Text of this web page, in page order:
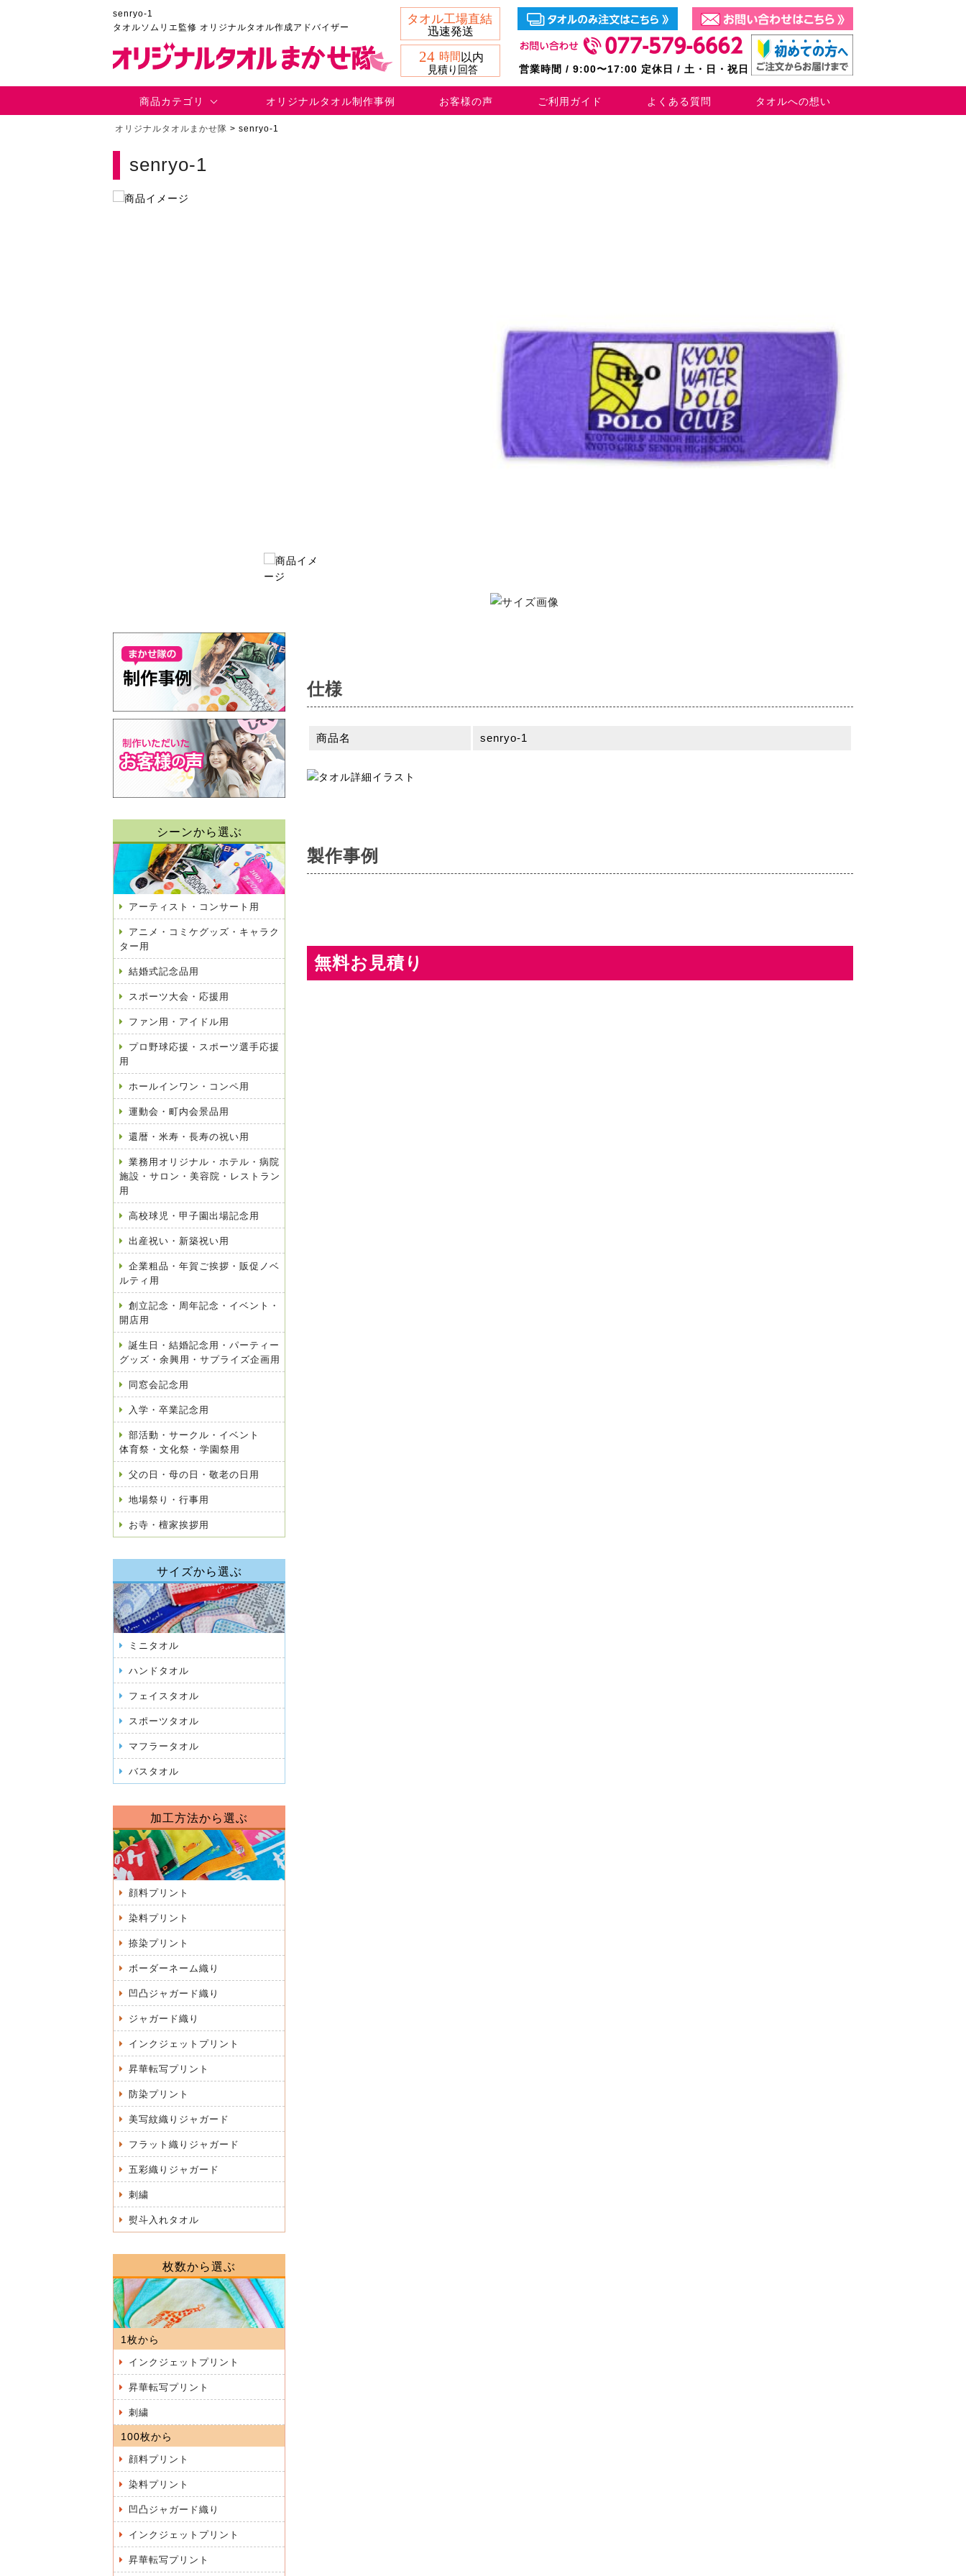
senryo-1
タオルソムリエ監修 オリジナルタオル作成アドバイザー
営業時間 / 9:00〜17:00 定休日 / 土・日・祝日
商品カテゴリ オリジナルタオル制作事例 お客様の声 ご利用ガイド よくある質問 タオルへの想い
オリジナルタオルまかせ隊 > senryo-1
senryo-1
シーンから選ぶ
アーティスト・コンサート用
アニメ・コミケグッズ・キャラク
ター用
結婚式記念品用
スポーツ大会・応援用
ファン用・アイドル用
プロ野球応援・スポーツ選手応援
用
ホールインワン・コンペ用
運動会・町内会景品用
還暦・米寿・長寿の祝い用
業務用オリジナル・ホテル・病院
施設・サロン・美容院・レストラン
用
高校球児・甲子園出場記念用
出産祝い・新築祝い用
企業粗品・年賀ご挨拶・販促ノベ
ルティ用
創立記念・周年記念・イベント・
開店用
誕生日・結婚記念用・パーティー
グッズ・余興用・サプライズ企画用
同窓会記念用
入学・卒業記念用
部活動・サークル・イベント
体育祭・文化祭・学園祭用
父の日・母の日・敬老の日用
地場祭り・行事用
お寺・檀家挨拶用
サイズから選ぶ
ミニタオル
ハンドタオル
フェイスタオル
スポーツタオル
マフラータオル
バスタオル
加工方法から選ぶ
顔料プリント
染料プリント
捺染プリント
ボーダーネーム織り
凹凸ジャガード織り
ジャガード織り
インクジェットプリント
昇華転写プリント
防染プリント
美写紋織りジャガード
フラット織りジャガード
五彩織りジャガード
刺繍
熨斗入れタオル
枚数から選ぶ
1枚から
インクジェットプリント
昇華転写プリント
刺繍
100枚から
顔料プリント
染料プリント
凹凸ジャガード織り
インクジェットプリント
昇華転写プリント
仕様
商品名 senryo-1
製作事例
無料お見積り